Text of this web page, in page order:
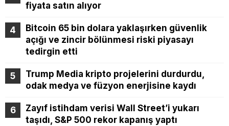
fiyata satın alıyor
Bitcoin 65 bin dolara yaklaşırken güvenlik
açığı ve zincir bölünmesi riski piyasayı
tedirgin etti
Trump Media kripto projelerini durdurdu,
odak medya ve füzyon enerjisine kaydı
Zayıf istihdam verisi Wall Street’i yukarı
taşıdı, S&P 500 rekor kapanış yaptı